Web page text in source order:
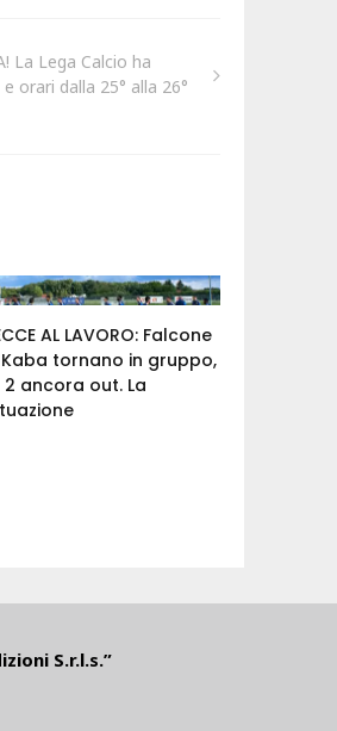
La Lega Calcio ha
orari dalla 25° alla 26°
AL LAVORO: Falcone
tornano in gruppo,
2 ancora out. La
S.r.l.s.”